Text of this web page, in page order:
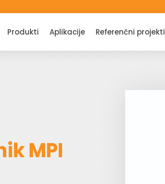
Produkti Aplikacije Referenčni projekti
MPI